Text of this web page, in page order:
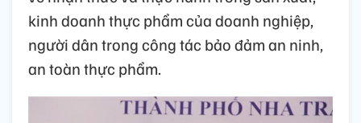
kinh doanh thực phẩm của doanh nghiệp,
người dân trong công tác bảo đảm an ninh,
an toàn thực phẩm.